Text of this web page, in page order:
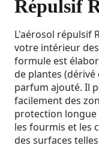
Répulsif
L'aérosol répulsif
votre intérieur
formule est
de plantes
parfum ajouté. Il
facilement des
protection longue
les fourmis et les
des surfaces